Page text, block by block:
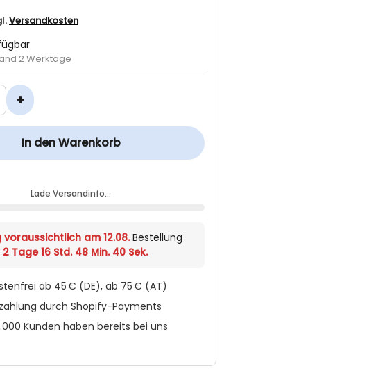
Versandkosten
2 Werktage
+
In den Warenkorb
Lade Versandinfo…
voraussichtlich am 12.08.Bestellung
2 Tage 16 Std. 48 Min. 40 Sek.
ab 45 € (DE), ab 75 € (AT)
durch Shopify-Payments
Kunden haben bereits bei uns